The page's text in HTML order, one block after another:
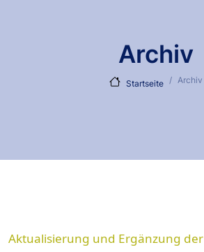
Archiv
Startseite Archiv
Aktualisierung und Ergänzung